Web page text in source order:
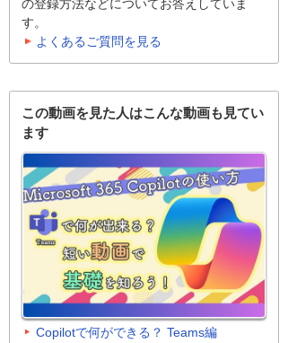
の登録方法などについてお答えしていま
す。
よくあるご質問を見る
この動画を見た人はこんな動画も見てい
ます
Copilotで何ができる？ Teams編